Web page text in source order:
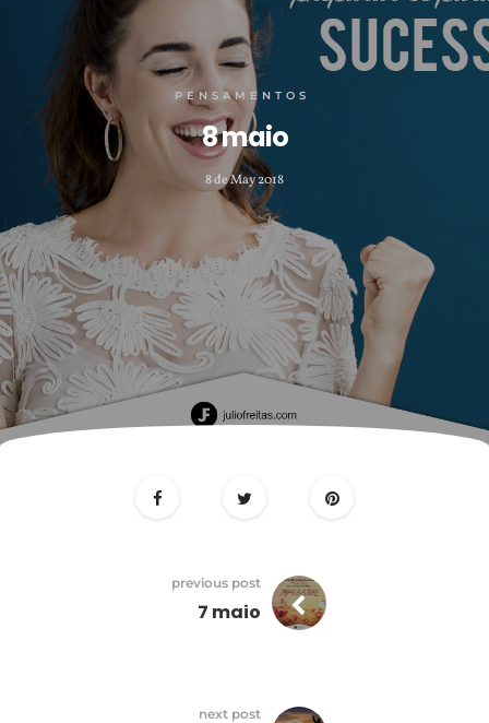
PENSAMENTOS
8 maio
8 de May 2018
previous post
7 maio
next post